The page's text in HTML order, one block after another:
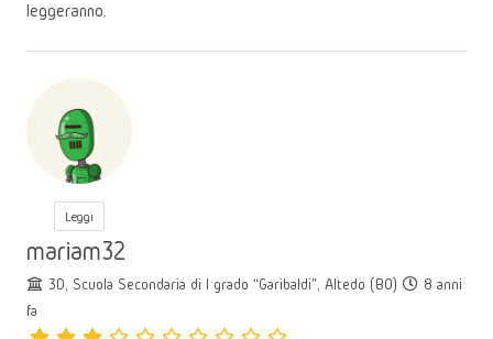
leggeranno.
Leggi
mariam32
3D, Scuola Secondaria di I grado “Garibaldi”, Altedo (BO)
8 anni
fa